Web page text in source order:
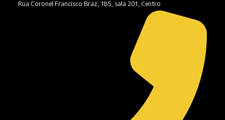
Rua Coronel Francisco Braz, 185, sala 201, Centro